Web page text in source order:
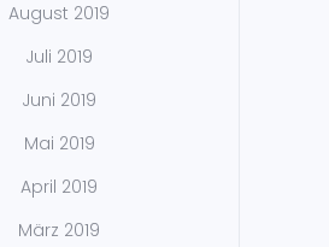
August 2019
Juli 2019
Juni 2019
Mai 2019
April 2019
März 2019